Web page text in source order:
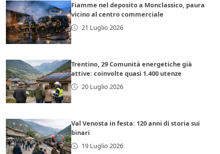
Fiamme nel deposito a Monclassico, paura
vicino al centro commerciale
21 Luglio 2026
Trentino, 29 Comunità energetiche già
attive: coinvolte quasi 1.400 utenze
20 Luglio 2026
Val Venosta in festa: 120 anni di storia sui
binari
19 Luglio 2026